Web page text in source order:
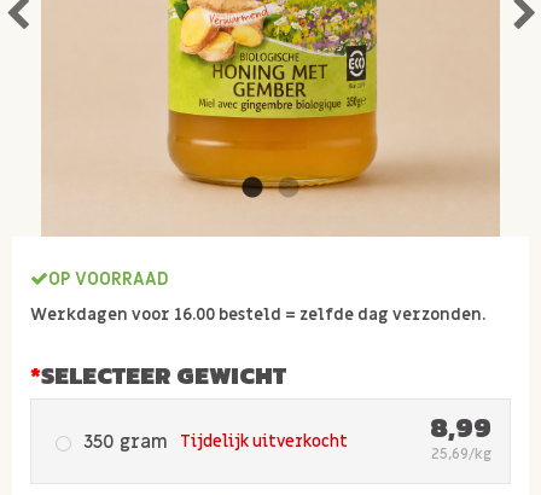
OP VOORRAAD
Werkdagen voor 16.00 besteld = zelfde dag verzonden.
SELECTEER GEWICHT
350 gram Tijdelijk uitverkocht 8,99
25,69/kg